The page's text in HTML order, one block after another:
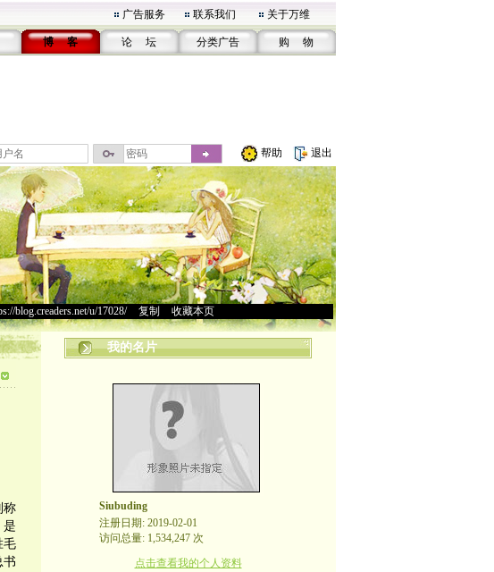
广告服务 联系我们 关于万维
博 客 论 坛 分类广告 购 物
帮助 退出
blog.creaders.net/u/17028/> 复制 收藏本页
称
是
毛
书
我的名片
Siubuding
注册日期: 2019-02-01
访问总量: 1,534,247 次
点击查看我的个人资料